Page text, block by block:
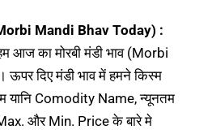
Mandi Bhav Today) :
आज का मोरबी मंडी भाव (Morbi
ऊपर दिए मंडी भाव में हमने किस्म
यानि Comodity Name, न्यूनतम
और Min. Price के बारे मे